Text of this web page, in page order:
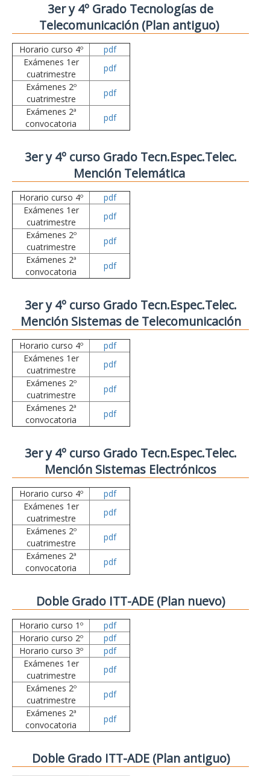
3er y 4º Grado Tecnologías de
Telecomunicación (Plan antiguo)
Horario curso 4º
pdf
Exámenes 1er
cuatrimestre
pdf
Exámenes 2º
cuatrimestre
pdf
Exámenes 2ª
convocatoria
pdf
3er y 4º curso Grado Tecn.Espec.Telec.
Mención Telemática
Horario curso 4º
pdf
Exámenes 1er
cuatrimestre
pdf
Exámenes 2º
cuatrimestre
pdf
Exámenes 2ª
convocatoria
pdf
3er y 4º curso Grado Tecn.Espec.Telec.
Mención Sistemas de Telecomunicación
Horario curso 4º
pdf
Exámenes 1er
cuatrimestre
pdf
Exámenes 2º
cuatrimestre
pdf
Exámenes 2ª
convocatoria
pdf
3er y 4º curso Grado Tecn.Espec.Telec.
Mención Sistemas Electrónicos
Horario curso 4º
pdf
Exámenes 1er
cuatrimestre
pdf
Exámenes 2º
cuatrimestre
pdf
Exámenes 2ª
convocatoria
pdf
Doble Grado ITT-ADE (Plan nuevo)
Horario curso 1º
pdf
Horario curso 2º
pdf
Horario curso 3º
pdf
Exámenes 1er
cuatrimestre
pdf
Exámenes 2º
cuatrimestre
pdf
Exámenes 2ª
convocatoria
pdf
Doble Grado ITT-ADE (Plan antiguo)